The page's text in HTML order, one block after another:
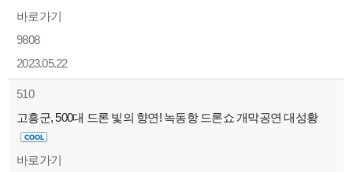
바로가기
9808
2023.05.22
510
고흥군, 500대 드론 빛의 향연! 녹동항 드론쇼 개막공연 대성황
바로가기